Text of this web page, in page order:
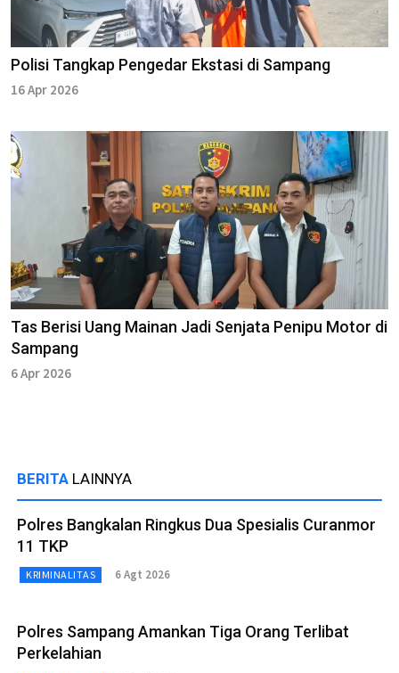
Polisi Tangkap Pengedar Ekstasi di Sampang
16 Apr 2026
Tas Berisi Uang Mainan Jadi Senjata Penipu Motor di
Sampang
6 Apr 2026
BERITA LAINNYA
Polres Bangkalan Ringkus Dua Spesialis Curanmor
11 TKP
KRIMINALITAS 6 Agt 2026
Polres Sampang Amankan Tiga Orang Terlibat
Perkelahian